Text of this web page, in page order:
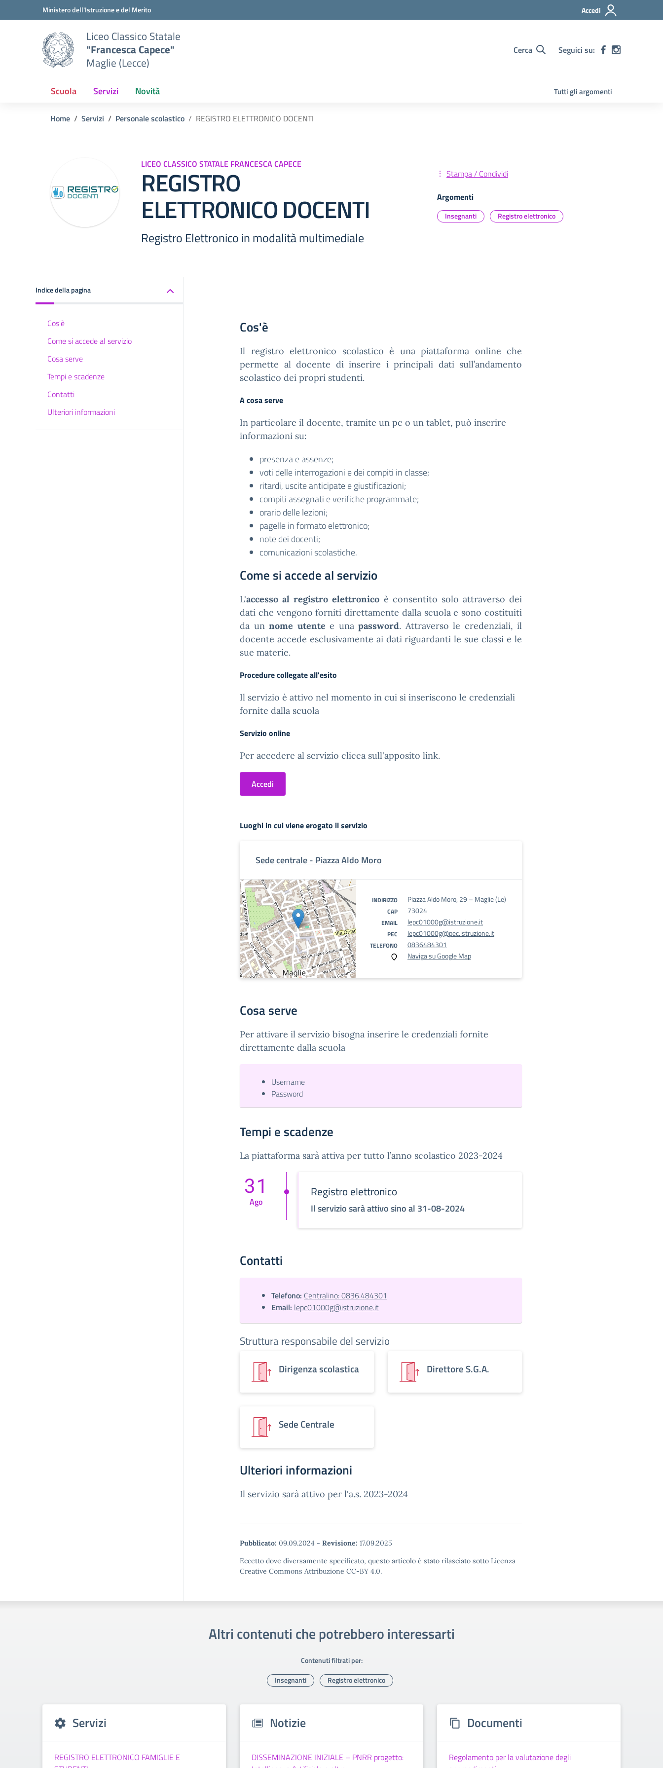
Vai ai contenuti
Vai al menu di navigazioneMinistero dell'Istruzione e del Merito Accedi
Liceo Classico Statale
"Francesca Capece"
Maglie (Lecce)
Cerca Seguici su:
Scuola Servizi Novità Tutti gli argomenti
Home Servizi Personale scolastico REGISTRO ELETTRONICO DOCENTI
LICEO CLASSICO STATALE FRANCESCA CAPECE
REGISTRO
ELETTRONICO DOCENTI
Registro Elettronico in modalità multimediale
Stampa / Condividi
Argomenti
Insegnanti Registro elettronico
Indice della pagina
Cos'è
Come si accede al servizio
Cosa serve
Tempi e scadenze
Contatti
Ulteriori informazioni
Cos'è
Il registro elettronico scolastico è una piattaforma online che
permette al docente di inserire i principali dati sull’andamento
scolastico dei propri studenti.
A cosa serve
In particolare il docente, tramite un pc o un tablet, può inserire
informazioni su:
presenza e assenze;
voti delle interrogazioni e dei compiti in classe;
ritardi, uscite anticipate e giustificazioni;
compiti assegnati e verifiche programmate;
orario delle lezioni;
pagelle in formato elettronico;
note dei docenti;
comunicazioni scolastiche.
Come si accede al servizio
L'accesso al registro elettronico è consentito solo attraverso dei
dati che vengono forniti direttamente dalla scuola e sono costituiti
da un nome utente e una password. Attraverso le credenziali, il
docente accede esclusivamente ai dati riguardanti le sue classi e le
sue materie.
Procedure collegate all'esito
Il servizio è attivo nel momento in cui si inseriscono le credenziali
fornite dalla scuola
Servizio online
Per accedere al servizio clicca sull'apposito link.
Accedi
Luoghi in cui viene erogato il servizio
Sede centrale - Piazza Aldo Moro
INDIRIZZO Piazza Aldo Moro, 29 – Maglie (Le)
CAP 73024
EMAIL lepc01000g@istruzione.it
PEC lepc01000g@pec.istruzione.it
TELEFONO
0836484301
Naviga su Google Map
Cosa serve
Per attivare il servizio bisogna inserire le credenziali fornite
direttamente dalla scuola
Username
Password
Tempi e scadenze
La piattaforma sarà attiva per tutto l’anno scolastico 2023-2024
Registro elettronico
Il servizio sarà attivo sino al 31-08-2024
31
Ago
Contatti
Telefono: Centralino: 0836.484301
Email: lepc01000g@istruzione.it
Struttura responsabile del servizio
Dirigenza scolastica Direttore S.G.A.
Sede Centrale
Ulteriori informazioni
Il servizio sarà attivo per l'a.s. 2023-2024
Pubblicato: 09.09.2024 - Revisione: 17.09.2025
Eccetto dove diversamente specificato, questo articolo è stato rilasciato sotto Licenza
Creative Commons Attribuzione CC-BY 4.0.
Altri contenuti che potrebbero interessarti
Contenuti filtrati per:
Insegnanti Registro elettronico
Servizi
REGISTRO ELETTRONICO FAMIGLIE E
Notizie
DISSEMINAZIONE INIZIALE – PNRR progetto:
Documenti
Regolamento per la valutazione degli